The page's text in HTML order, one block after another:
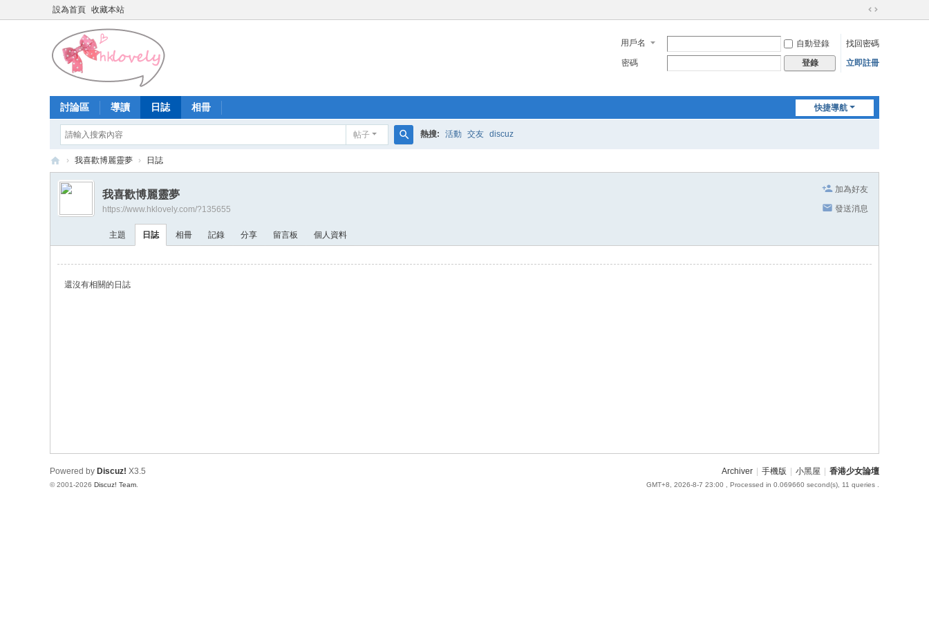
設為首頁 收藏本站
切
到
寬
用戶名 自動登錄
找回密碼
密碼
登錄 立即註冊
快捷導航
討論區 導讀 日誌 相冊
帖子
索
熱搜: 活動 交友 discuz
香
少
› 我喜歡博麗靈夢 › 日誌
加為好友
發送消息
我喜歡博麗靈夢
https://www.hklovely.com/?135655
主題 日誌 相冊 記錄 分享 留言板 個人資料
還沒有相關的日誌
Archiver 手機版 小黑屋 香港少女論壇
GMT+8, 2026-8-7 23:00 , Processed in 0.069660 second(s), 11 queries .
Powered by Discuz! X3.5
© 2001-2026 Discuz! Team